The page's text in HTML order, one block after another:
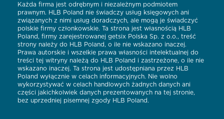
Każda firma jest odrębnym i niezależnym podmiotem
prawnym. HLB Poland nie świadczy usług księgowych ani
związanych z nimi usług doradczych, ale mogą je świadczyć
polskie firmy członkowskie. Ta strona jest własnością HLB
Poland, firmy zarejestrowanej getsix Polska Sp. z o.o., treść
strony należy do HLB Poland, o ile nie wskazano inaczej.
Prawa autorskie i wszelkie prawa własności intelektualnej do
treści tej witryny należą do HLB Poland i zastrzeżone, o ile nie
wskazano inaczej. Ta strona jest udostępniana przez HLB
Poland wyłącznie w celach informacyjnych. Nie wolno
wykorzystywać w celach handlowych żadnych danych ani
części jakichkolwiek danych prezentowanych na tej stronie,
bez uprzedniej pisemnej zgody HLB Poland.